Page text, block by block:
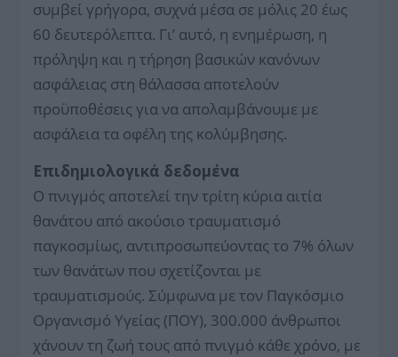
συμβεί γρήγορα, συχνά μέσα σε μόλις 20 έως
60 δευτερόλεπτα. Γι’ αυτό, η ενημέρωση, η
πρόληψη και η τήρηση βασικών κανόνων
ασφάλειας στη θάλασσα αποτελούν
προϋποθέσεις για να απολαμβάνουμε με
ασφάλεια τα οφέλη της κολύμβησης.
Επιδημιολογικά δεδομένα
Ο πνιγμός αποτελεί την τρίτη κύρια αιτία
θανάτου από ακούσιο τραυματισμό
παγκοσμίως, αντιπροσωπεύοντας το 7% όλων
των θανάτων που σχετίζονται με
τραυματισμούς. Σύμφωνα με τον Παγκόσμιο
Οργανισμό Υγείας (ΠΟΥ), 300.000 άνθρωποι
χάνουν τη ζωή τους από πνιγμό κάθε χρόνο, με